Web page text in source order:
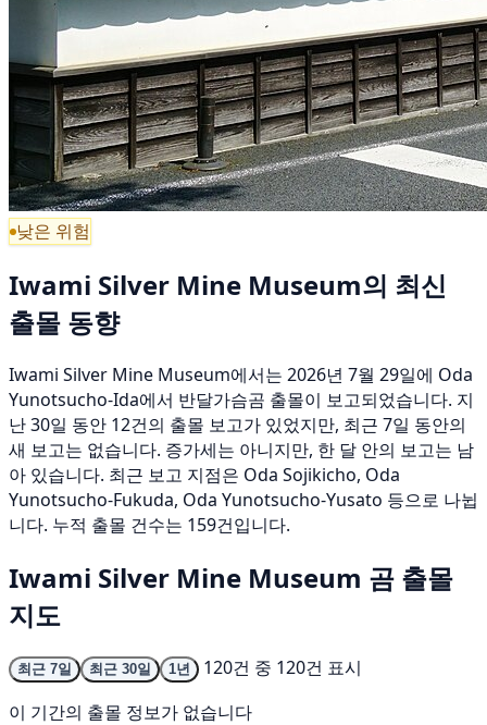
낮은 위험
Iwami Silver Mine Museum의 최신
출몰 동향
Iwami Silver Mine Museum에서는 2026년 7월 29일에 Oda
Yunotsucho-Ida에서 반달가슴곰 출몰이 보고되었습니다. 지
난 30일 동안 12건의 출몰 보고가 있었지만, 최근 7일 동안의
새 보고는 없습니다. 증가세는 아니지만, 한 달 안의 보고는 남
아 있습니다. 최근 보고 지점은 Oda Sojikicho, Oda
Yunotsucho-Fukuda, Oda Yunotsucho-Yusato 등으로 나뉩
니다. 누적 출몰 건수는 159건입니다.
Iwami Silver Mine Museum 곰 출몰
지도
최근 7일 최근 30일 1년
120건 중 120건 표시
이 기간의 출몰 정보가 없습니다